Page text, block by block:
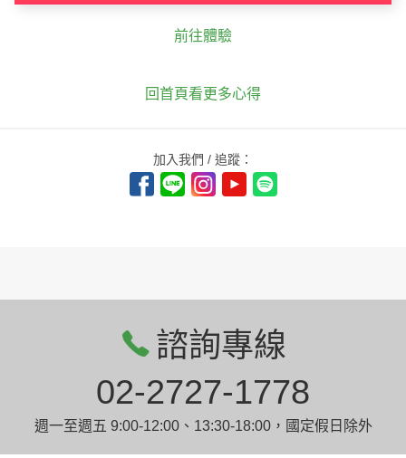
前往體驗
回首頁看更多心得
加入我們 / 追蹤：
諮詢專線
02-2727-1778
週一至週五 9:00-12:00、13:30-18:00，國定假日除外